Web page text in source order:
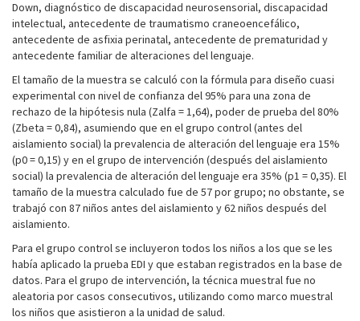
Down, diagnóstico de discapacidad neurosensorial, discapacidad
intelectual, antecedente de traumatismo craneoencefálico,
antecedente de asfixia perinatal, antecedente de prematuridad y
antecedente familiar de alteraciones del lenguaje.
El tamaño de la muestra se calculó con la fórmula para diseño cuasi
experimental con nivel de confianza del 95% para una zona de
rechazo de la hipótesis nula (Zalfa = 1,64), poder de prueba del 80%
(Zbeta = 0,84), asumiendo que en el grupo control (antes del
aislamiento social) la prevalencia de alteración del lenguaje era 15%
(p0 = 0,15) y en el grupo de intervención (después del aislamiento
social) la prevalencia de alteración del lenguaje era 35% (p1 = 0,35). El
tamaño de la muestra calculado fue de 57 por grupo; no obstante, se
trabajó con 87 niños antes del aislamiento y 62 niños después del
aislamiento.
Para el grupo control se incluyeron todos los niños a los que se les
había aplicado la prueba EDI y que estaban registrados en la base de
datos. Para el grupo de intervención, la técnica muestral fue no
aleatoria por casos consecutivos, utilizando como marco muestral
los niños que asistieron a la unidad de salud.